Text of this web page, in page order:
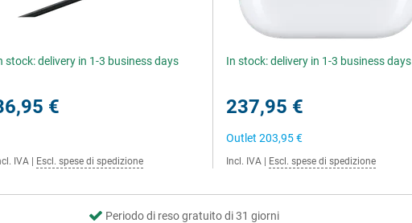
stock: delivery in 1-3 business days
€
IVA Escl. spese di spedizione
In stock: delivery in 1-3 business days
237,95 €
Outlet203,95 €
Incl. IVA Escl. spese di spedizione
Periodo di reso gratuito di 31 giorni